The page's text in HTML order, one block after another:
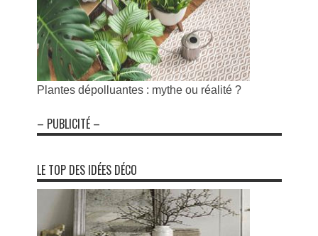
Plantes dépolluantes : mythe ou réalité ?
– PUBLICITÉ –
LE TOP DES IDÉES DÉCO